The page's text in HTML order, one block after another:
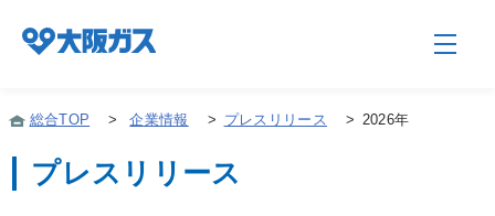
企業情報TOP
総合TOP > 企業情報 > プレスリリース > 2026年
プレスリリース